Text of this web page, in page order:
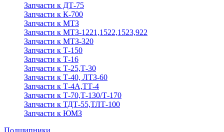
Запчасти к ДТ-75
Запчасти к К-700
Запчасти к МТЗ
Запчасти к МТЗ-1221,1522,1523,922
Запчасти к МТЗ-320
Запчасти к Т-150
Запчасти к Т-16
Запчасти к Т-25,Т-30
Запчасти к Т-40, ЛТЗ-60
Запчасти к Т-4А,ТТ-4
Запчасти к Т-70,Т-130/Т-170
Запчасти к ТДТ-55,ТЛТ-100
Запчасти к ЮМЗ
Подшипники